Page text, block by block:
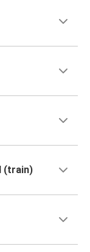
(train)